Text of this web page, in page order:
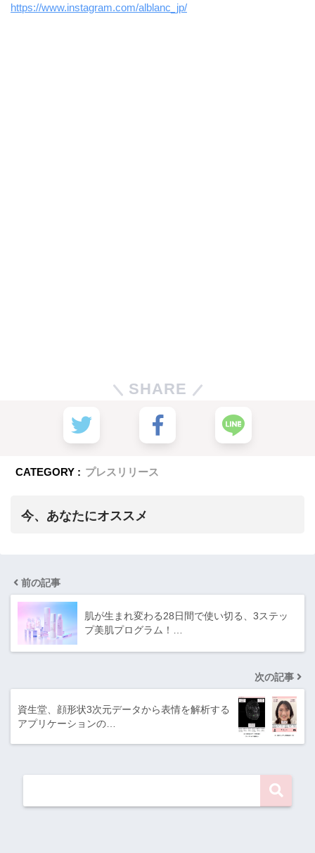
https://www.instagram.com/alblanc_jp/
SHARE
CATEGORY : プレスリリース
今、あなたにオススメ
前の記事
肌が生まれ変わる28日間で使い切る、3ステッ
プ美肌プログラム！…
次の記事
資生堂、顔形状3次元データから表情を解析する
アプリケーションの…